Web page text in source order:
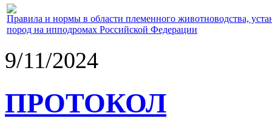
Правила и нормы в области племенного животноводства,
пород на ипподромах Российской Федерации
9/11/2024
ПРОТОКОЛ